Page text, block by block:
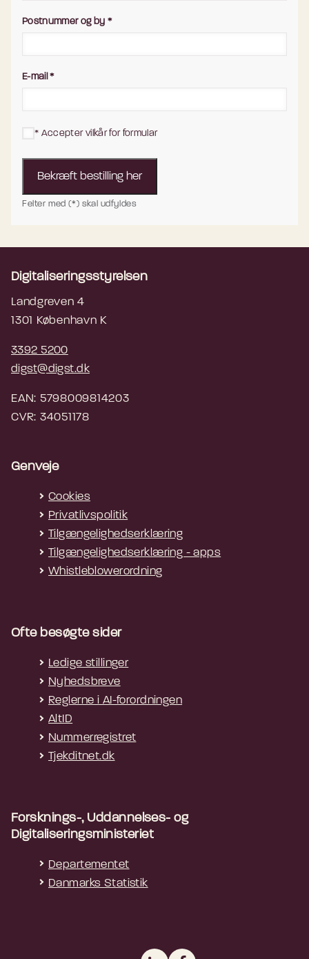
Postnummer og by *
E-mail *
* Accepter vilkår for formular
Bekræft bestilling her
Felter med (*) skal udfyldes
Digitaliseringsstyrelsen
Landgreven 4
1301 København K
3392 5200
digst@digst.dk
EAN: 5798009814203
CVR: 34051178
Genveje
Cookies
Privatlivspolitik
Tilgængelighedserklæring
Tilgængelighedserklæring - apps
Whistleblowerordning
Ofte besøgte sider
Ledige stillinger
Nyhedsbreve
Reglerne i AI-forordningen
AltID
Nummerregistret
Tjekditnet.dk
Forsknings-, Uddannelses- og
Digitaliseringsministeriet
Departementet
Danmarks Statistik